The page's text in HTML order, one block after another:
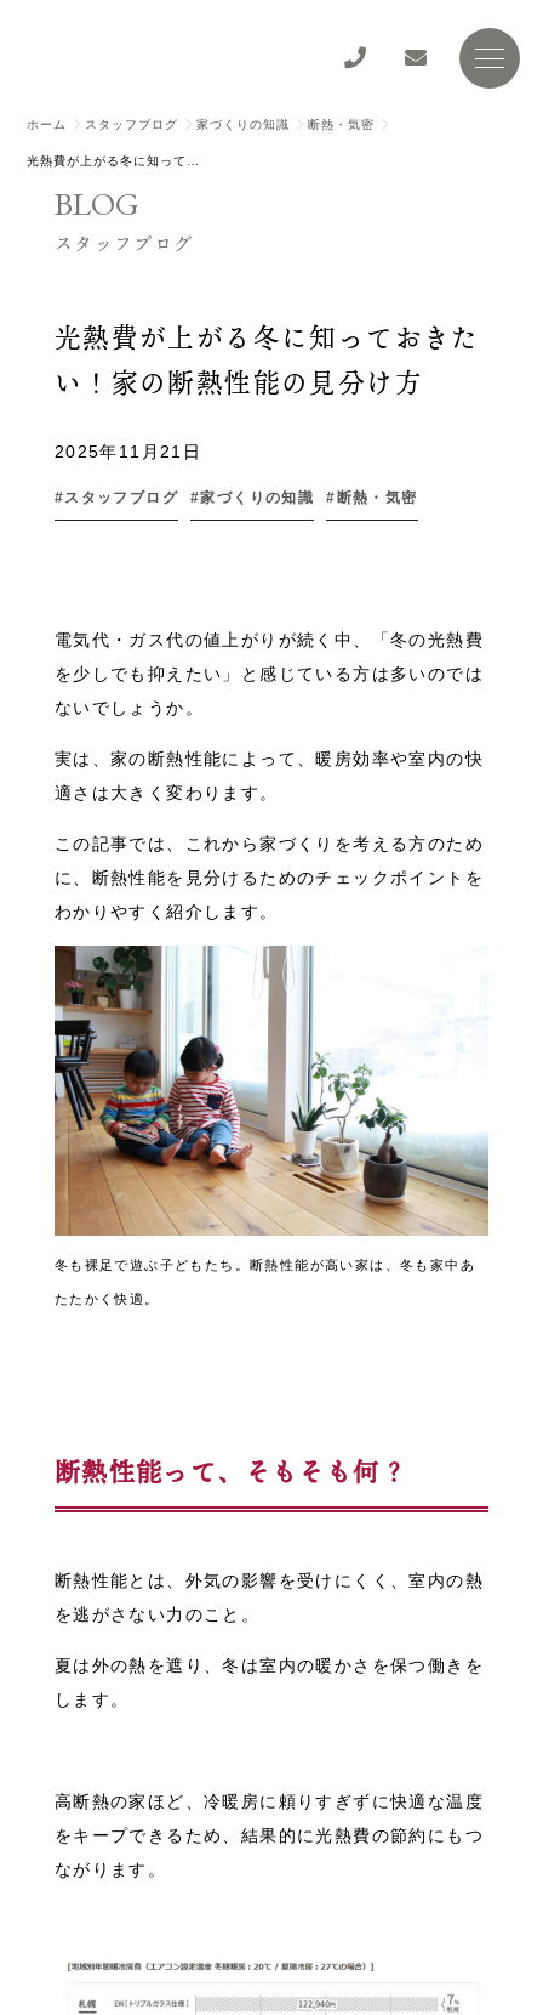
ホーム スタッフブログ 家づくりの知識 断熱・気密
BLOG
スタッフブログ
光熱費が上がる冬に知っておきた
い！家の断熱性能の見分け方
2025年11月21日
スタッフブログ 家づくりの知識 断熱・気密
電気代・ガス代の値上がりが続く中、「冬の光熱費
を少しでも抑えたい」と感じている方は多いのでは
ないでしょうか。
実は、家の断熱性能によって、暖房効率や室内の快
適さは大きく変わります。
この記事では、これから家づくりを考える方のため
に、断熱性能を見分けるためのチェックポイントを
わかりやすく紹介します。
冬も裸足で遊ぶ子どもたち。断熱性能が高い家は、冬も家中あ
たたかく快適。
断熱性能って、そもそも何？
断熱性能とは、外気の影響を受けにくく、室内の熱
を逃がさない力のこと。
夏は外の熱を遮り、冬は室内の暖かさを保つ働きを
します。
高断熱の家ほど、冷暖房に頼りすぎずに快適な温度
をキープできるため、結果的に光熱費の節約にもつ
ながります。